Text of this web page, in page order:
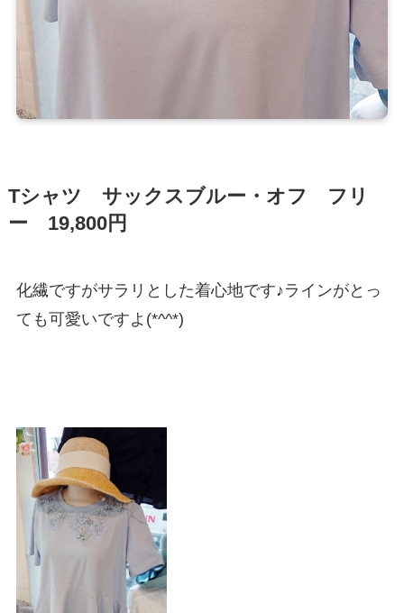
Tシャツ サックスブルー・オフ フリ
ー 19,800円
化繊ですがサラリとした着心地です♪ラインがとっ
ても可愛いですよ(*^^*)